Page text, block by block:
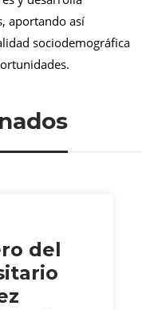
aportando así
sociodemográfica
del